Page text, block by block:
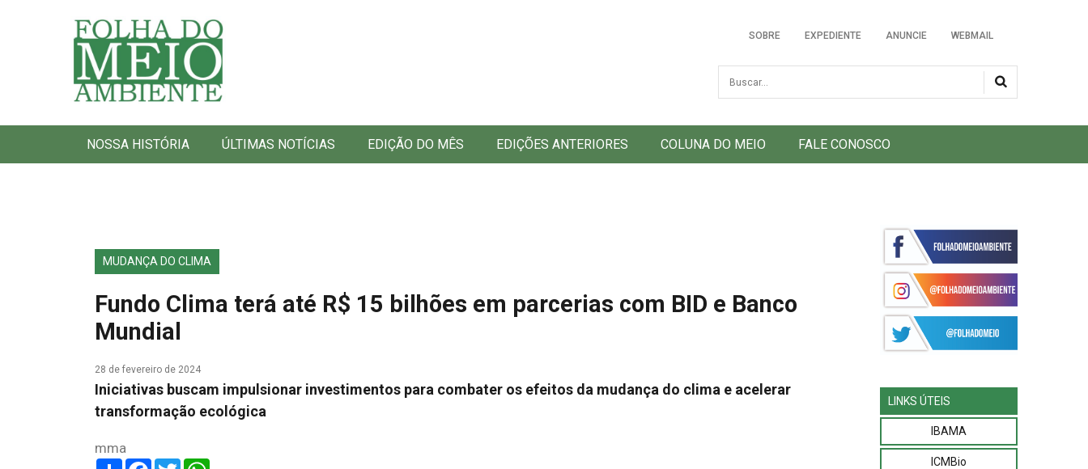
Folha do Meio Ambiente
SOBRE EXPEDIENTE ANUNCIE WEBMAIL
Busca
NOSSA HISTÓRIA ÚLTIMAS NOTÍCIAS EDIÇÃO DO MÊS EDIÇÕES ANTERIORES COLUNA DO MEIO FALE CONOSCO
MUDANÇA DO CLIMA
Fundo Clima terá até R$ 15 bilhões em parcerias com BID e Banco
Mundial
28 de fevereiro de 2024
Iniciativas buscam impulsionar investimentos para combater os efeitos da mudança do clima e acelerar
transformação ecológica
mma
ShareFacebook
Twitter
LINKS ÚTEIS
IBAMA
ICMBio